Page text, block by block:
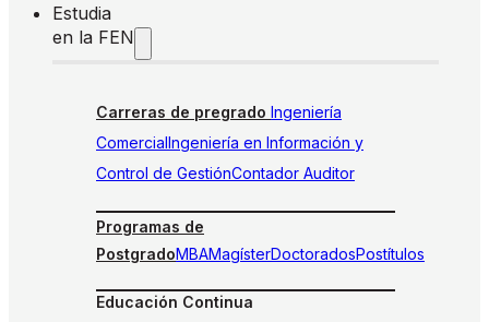
Estudia
en la FEN
Carreras de pregrado Ingeniería
ComercialIngeniería en Información y
Control de GestiónContador Auditor
Programas de
PostgradoMBAMagísterDoctoradosPostítulos
Educación Continua